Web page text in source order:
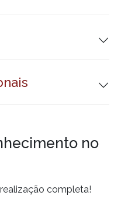
no
realização completa!